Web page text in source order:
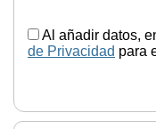
Al añadir datos,
de Privacidad para